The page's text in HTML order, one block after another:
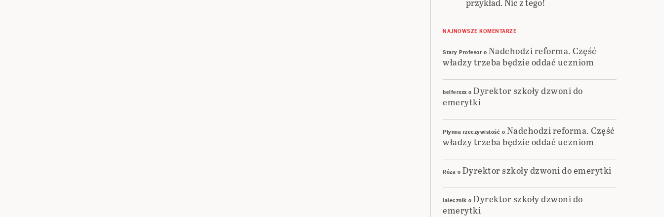
NAJNOWSZE KOMENTARZE
Stary Profesor o Nadchodzi reforma. Część
władzy trzeba będzie oddać uczniom
belferxxxo Dyrektor szkoły dzwoni do
emerytki
Płynna rzeczywistość o Nadchodzi reforma. Część
władzy trzeba będzie oddać uczniom
Róża o Dyrektor szkoły dzwoni do emerytki
lalecznik o Dyrektor szkoły dzwoni do
emerytki